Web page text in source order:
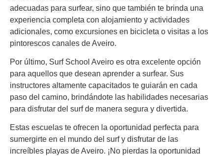
adecuadas para surfear, sino que también te brinda una
experiencia completa con alojamiento y actividades
adicionales, como excursiones en bicicleta o visitas a los
pintorescos canales de Aveiro.
Por último, Surf School Aveiro es otra excelente opción
para aquellos que desean aprender a surfear. Sus
instructores altamente capacitados te guiarán en cada
paso del camino, brindándote las habilidades necesarias
para disfrutar del surf de manera segura y divertida.
Estas escuelas te ofrecen la oportunidad perfecta para
sumergirte en el mundo del surf y disfrutar de las
increíbles playas de Aveiro. ¡No pierdas la oportunidad